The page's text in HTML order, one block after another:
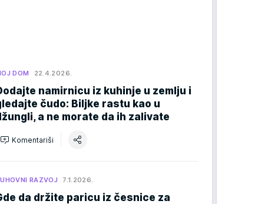
DOM 22.4.2026.
namirnicu iz kuhinje u zemlju i
čudo: Biljke rastu kao u
a ne morate da ih zalivate
Komentariši
RAZVOJ 7.1.2026.
da držite paricu iz česnice za